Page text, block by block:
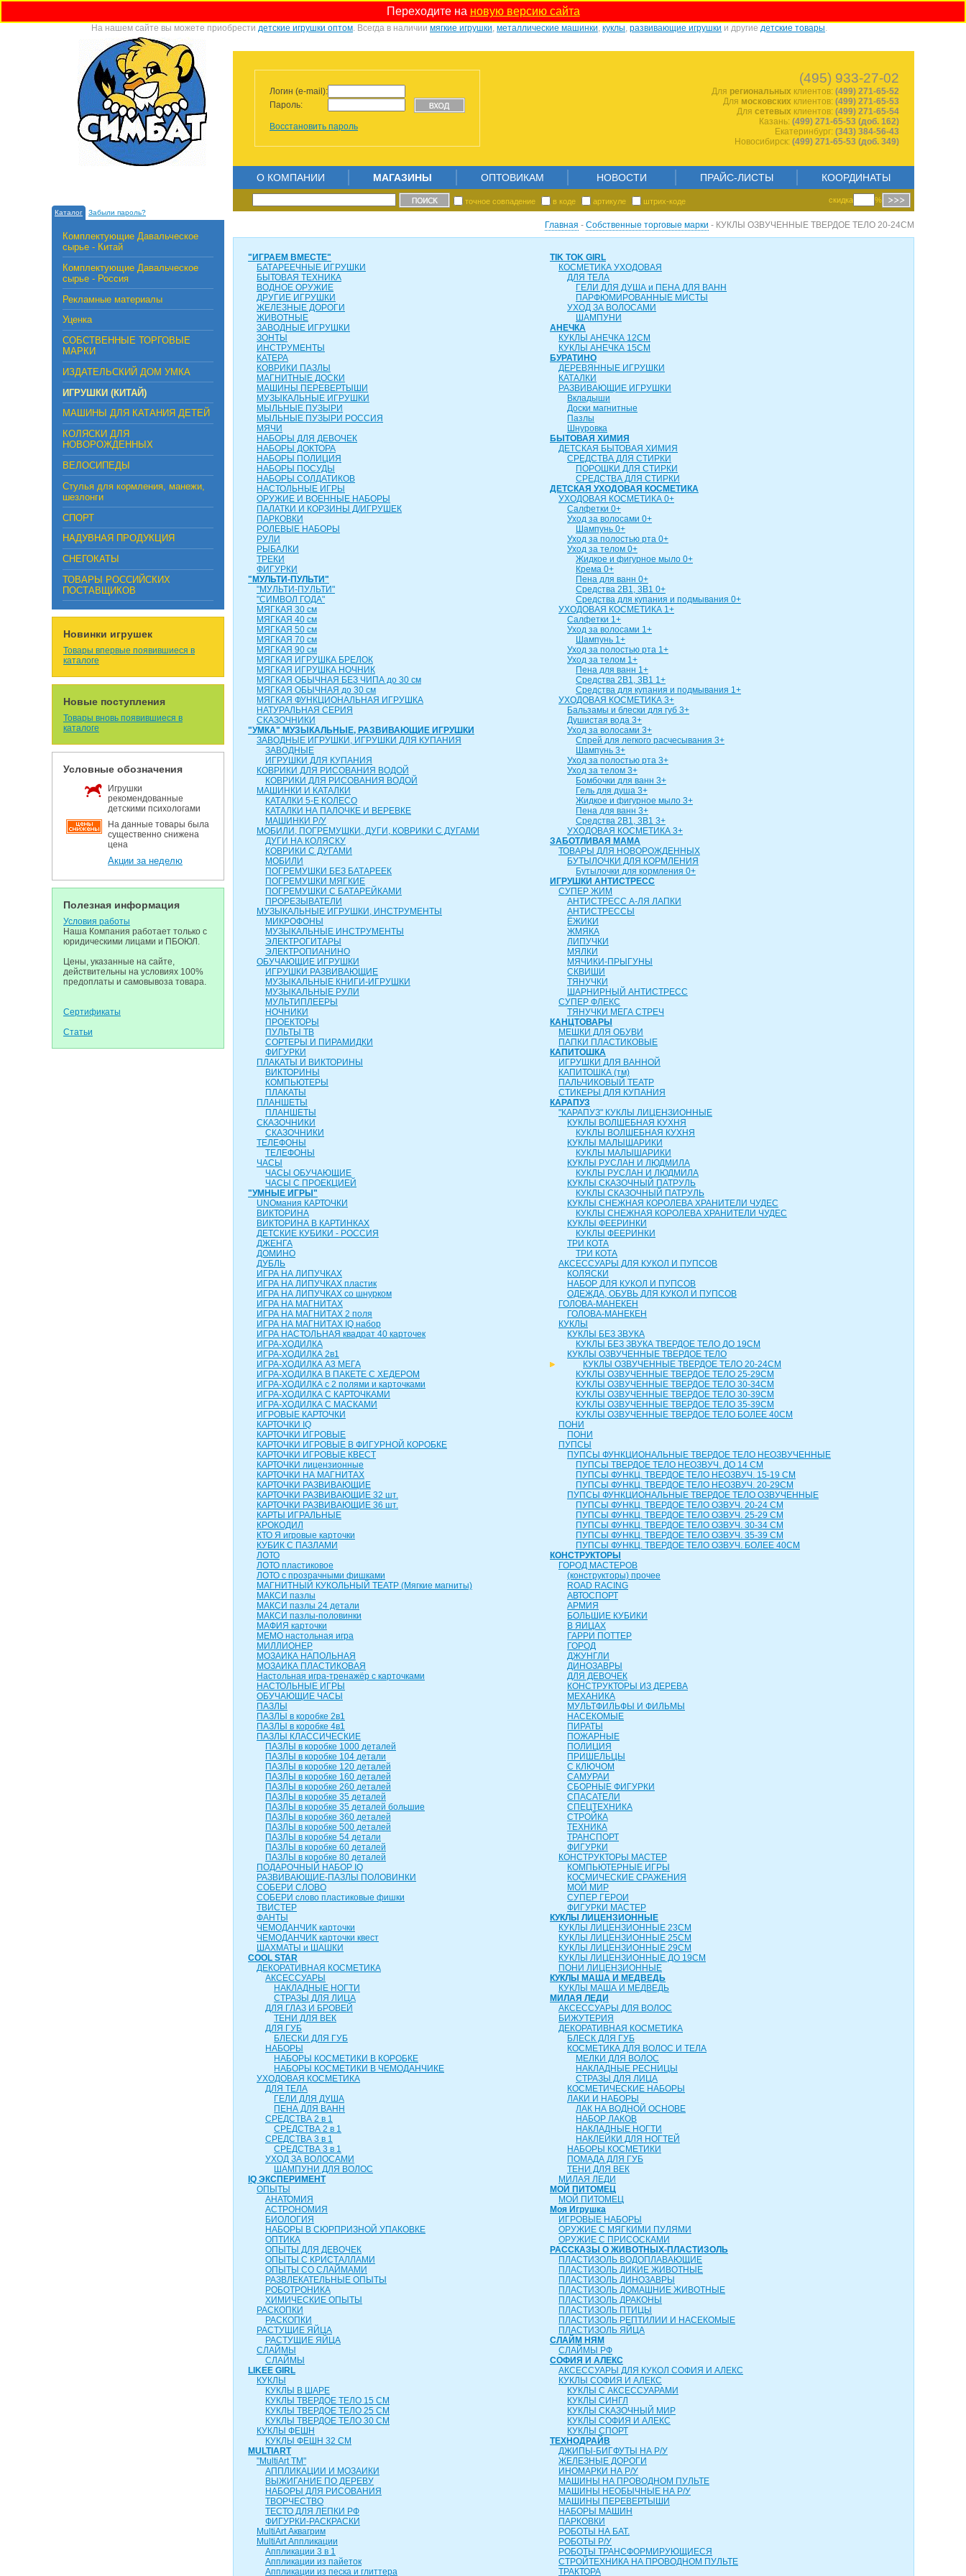
Переходите на новую версию сайта
На нашем сайте вы можете приобрести детские игрушки оптом. Всегда в наличии мягкие игрушки, металлические машинки, куклы, развивающие игрушки и другие детские товары.
Логин (e-mail):
Пароль:
Восстановить пароль
(495) 933-27-02
Для региональных клиентов: (499) 271-65-52
Для московских клиентов: (499) 271-65-53
Для сетевых клиентов: (499) 271-65-54
Казань: (499) 271-65-53 (доб. 162)
Екатеринбург: (343) 384-56-43
Новосибирск: (499) 271-65-53 (доб. 349)
Каталог Забыли пароль?
О КОМПАНИИ МАГАЗИНЫ ОПТОВИКАМ НОВОСТИ ПРАЙС-ЛИСТЫ КООРДИНАТЫ
точное совпадение в коде артикуле штрих-коде скидка %
Комплектующие Давальческое
сырье - Китай
Комплектующие Давальческое
сырье - Россия
Рекламные материалы
Уценка
СОБСТВЕННЫЕ ТОРГОВЫЕ
МАРКИ
ИЗДАТЕЛЬСКИЙ ДОМ УМКА
ИГРУШКИ (КИТАЙ)
МАШИНЫ ДЛЯ КАТАНИЯ ДЕТЕЙ
КОЛЯСКИ ДЛЯ
НОВОРОЖДЕННЫХ
ВЕЛОСИПЕДЫ
Стулья для кормления, манежи,
шезлонги
СПОРТ
НАДУВНАЯ ПРОДУКЦИЯ
СНЕГОКАТЫ
ТОВАРЫ РОССИЙСКИХ
ПОСТАВЩИКОВ
Новинки игрушек
Товары впервые появившиеся в
каталоге
Новые поступления
Товары вновь появившиеся в
каталоге
Условные обозначения
Игрушки
рекомендованные
детскими психологами
На данные товары была
существенно снижена
цена
Акции за неделю
Полезная информация
Условия работы
Наша Компания работает только с
юридическими лицами и ПБОЮЛ.
Цены, указанные на сайте,
действительны на условиях 100%
предоплаты и самовывоза товара.
Сертификаты
Статьи
Главная - Собственные торговые марки - КУКЛЫ ОЗВУЧЕННЫЕ ТВЕРДОЕ ТЕЛО 20-24СМ
"ИГРАЕМ ВМЕСТЕ"
БАТАРЕЕЧНЫЕ ИГРУШКИ
БЫТОВАЯ ТЕХНИКА
ВОДНОЕ ОРУЖИЕ
ДРУГИЕ ИГРУШКИ
ЖЕЛЕЗНЫЕ ДОРОГИ
ЖИВОТНЫЕ
ЗАВОДНЫЕ ИГРУШКИ
ЗОНТЫ
ИНСТРУМЕНТЫ
КАТЕРА
КОВРИКИ ПАЗЛЫ
МАГНИТНЫЕ ДОСКИ
МАШИНЫ ПЕРЕВЕРТЫШИ
МУЗЫКАЛЬНЫЕ ИГРУШКИ
МЫЛЬНЫЕ ПУЗЫРИ
МЫЛЬНЫЕ ПУЗЫРИ РОССИЯ
МЯЧИ
НАБОРЫ ДЛЯ ДЕВОЧЕК
НАБОРЫ ДОКТОРА
НАБОРЫ ПОЛИЦИЯ
НАБОРЫ ПОСУДЫ
НАБОРЫ СОЛДАТИКОВ
НАСТОЛЬНЫЕ ИГРЫ
ОРУЖИЕ И ВОЕННЫЕ НАБОРЫ
ПАЛАТКИ И КОРЗИНЫ Д/ИГРУШЕК
ПАРКОВКИ
РОЛЕВЫЕ НАБОРЫ
РУЛИ
РЫБАЛКИ
ТРЕКИ
ФИГУРКИ
"МУЛЬТИ-ПУЛЬТИ"
"МУЛЬТИ-ПУЛЬТИ"
"СИМВОЛ ГОДА"
МЯГКАЯ 30 см
МЯГКАЯ 40 см
МЯГКАЯ 50 см
МЯГКАЯ 70 см
МЯГКАЯ 90 см
МЯГКАЯ ИГРУШКА БРЕЛОК
МЯГКАЯ ИГРУШКА НОЧНИК
МЯГКАЯ ОБЫЧНАЯ БЕЗ ЧИПА до 30 см
МЯГКАЯ ОБЫЧНАЯ до 30 см
МЯГКАЯ ФУНКЦИОНАЛЬНАЯ ИГРУШКА
НАТУРАЛЬНАЯ СЕРИЯ
СКАЗОЧНИКИ
"УМКА" МУЗЫКАЛЬНЫЕ, РАЗВИВАЮЩИЕ ИГРУШКИ
ЗАВОДНЫЕ ИГРУШКИ, ИГРУШКИ ДЛЯ КУПАНИЯ
ЗАВОДНЫЕ
ИГРУШКИ ДЛЯ КУПАНИЯ
КОВРИКИ ДЛЯ РИСОВАНИЯ ВОДОЙ
КОВРИКИ ДЛЯ РИСОВАНИЯ ВОДОЙ
МАШИНКИ И КАТАЛКИ
КАТАЛКИ 5-Е КОЛЕСО
КАТАЛКИ НА ПАЛОЧКЕ И ВЕРЕВКЕ
МАШИНКИ Р/У
МОБИЛИ, ПОГРЕМУШКИ, ДУГИ, КОВРИКИ С ДУГАМИ
ДУГИ НА КОЛЯСКУ
КОВРИКИ С ДУГАМИ
МОБИЛИ
ПОГРЕМУШКИ БЕЗ БАТАРЕЕК
ПОГРЕМУШКИ МЯГКИЕ
ПОГРЕМУШКИ С БАТАРЕЙКАМИ
ПРОРЕЗЫВАТЕЛИ
МУЗЫКАЛЬНЫЕ ИГРУШКИ, ИНСТРУМЕНТЫ
МИКРОФОНЫ
МУЗЫКАЛЬНЫЕ ИНСТРУМЕНТЫ
ЭЛЕКТРОГИТАРЫ
ЭЛЕКТРОПИАНИНО
ОБУЧАЮЩИЕ ИГРУШКИ
ИГРУШКИ РАЗВИВАЮЩИЕ
МУЗЫКАЛЬНЫЕ КНИГИ-ИГРУШКИ
МУЗЫКАЛЬНЫЕ РУЛИ
МУЛЬТИПЛЕЕРЫ
НОЧНИКИ
ПРОЕКТОРЫ
ПУЛЬТЫ ТВ
СОРТЕРЫ И ПИРАМИДКИ
ФИГУРКИ
ПЛАКАТЫ И ВИКТОРИНЫ
ВИКТОРИНЫ
КОМПЬЮТЕРЫ
ПЛАКАТЫ
ПЛАНШЕТЫ
ПЛАНШЕТЫ
СКАЗОЧНИКИ
СКАЗОЧНИКИ
ТЕЛЕФОНЫ
ТЕЛЕФОНЫ
ЧАСЫ
ЧАСЫ ОБУЧАЮЩИЕ
ЧАСЫ С ПРОЕКЦИЕЙ
"УМНЫЕ ИГРЫ"
UNOмания КАРТОЧКИ
ВИКТОРИНА
ВИКТОРИНА В КАРТИНКАХ
ДЕТСКИЕ КУБИКИ - РОССИЯ
ДЖЕНГА
ДОМИНО
ДУБЛЬ
ИГРА НА ЛИПУЧКАХ
ИГРА НА ЛИПУЧКАХ пластик
ИГРА НА ЛИПУЧКАХ со шнурком
ИГРА НА МАГНИТАХ
ИГРА НА МАГНИТАХ 2 поля
ИГРА НА МАГНИТАХ IQ набор
ИГРА НАСТОЛЬНАЯ квадрат 40 карточек
ИГРА-ХОДИЛКА
ИГРА-ХОДИЛКА 2в1
ИГРА-ХОДИЛКА А3 МЕГА
ИГРА-ХОДИЛКА В ПАКЕТЕ С ХЕДЕРОМ
ИГРА-ХОДИЛКА с 2 полями и карточками
ИГРА-ХОДИЛКА С КАРТОЧКАМИ
ИГРА-ХОДИЛКА С МАСКАМИ
ИГРОВЫЕ КАРТОЧКИ
КАРТОЧКИ IQ
КАРТОЧКИ ИГРОВЫЕ
КАРТОЧКИ ИГРОВЫЕ В ФИГУРНОЙ КОРОБКЕ
КАРТОЧКИ ИГРОВЫЕ КВЕСТ
КАРТОЧКИ лицензионные
КАРТОЧКИ НА МАГНИТАХ
КАРТОЧКИ РАЗВИВАЮЩИЕ
КАРТОЧКИ РАЗВИВАЮЩИЕ 32 шт.
КАРТОЧКИ РАЗВИВАЮЩИЕ 36 шт.
КАРТЫ ИГРАЛЬНЫЕ
КРОКОДИЛ
КТО Я игровые карточки
КУБИК С ПАЗЛАМИ
ЛОТО
ЛОТО пластиковое
ЛОТО с прозрачными фишками
МАГНИТНЫЙ КУКОЛЬНЫЙ ТЕАТР (Мягкие магниты)
МАКСИ пазлы
МАКСИ пазлы 24 детали
МАКСИ пазлы-половинки
МАФИЯ карточки
МЕМО настольная игра
МИЛЛИОНЕР
МОЗАИКА НАПОЛЬНАЯ
МОЗАИКА ПЛАСТИКОВАЯ
Настольная игра-тренажёр с карточками
НАСТОЛЬНЫЕ ИГРЫ
ОБУЧАЮЩИЕ ЧАСЫ
ПАЗЛЫ
ПАЗЛЫ в коробке 2в1
ПАЗЛЫ в коробке 4в1
ПАЗЛЫ КЛАССИЧЕСКИЕ
ПАЗЛЫ в коробке 1000 деталей
ПАЗЛЫ в коробке 104 детали
ПАЗЛЫ в коробке 120 деталей
ПАЗЛЫ в коробке 160 деталей
ПАЗЛЫ в коробке 260 деталей
ПАЗЛЫ в коробке 35 деталей
ПАЗЛЫ в коробке 35 деталей большие
ПАЗЛЫ в коробке 360 деталей
ПАЗЛЫ в коробке 500 деталей
ПАЗЛЫ в коробке 54 детали
ПАЗЛЫ в коробке 60 деталей
ПАЗЛЫ в коробке 80 деталей
ПОДАРОЧНЫЙ НАБОР IQ
РАЗВИВАЮЩИЕ-ПАЗЛЫ ПОЛОВИНКИ
СОБЕРИ СЛОВО
СОБЕРИ слово пластиковые фишки
ТВИСТЕР
ФАНТЫ
ЧЕМОДАНЧИК карточки
ЧЕМОДАНЧИК карточки квест
ШАХМАТЫ и ШАШКИ
COOL STAR
ДЕКОРАТИВНАЯ КОСМЕТИКА
АКСЕССУАРЫ
НАКЛАДНЫЕ НОГТИ
СТРАЗЫ ДЛЯ ЛИЦА
ДЛЯ ГЛАЗ И БРОВЕЙ
ТЕНИ ДЛЯ ВЕК
ДЛЯ ГУБ
БЛЕСКИ ДЛЯ ГУБ
НАБОРЫ
НАБОРЫ КОСМЕТИКИ В КОРОБКЕ
НАБОРЫ КОСМЕТИКИ В ЧЕМОДАНЧИКЕ
УХОДОВАЯ КОСМЕТИКА
ДЛЯ ТЕЛА
ГЕЛИ ДЛЯ ДУША
ПЕНА ДЛЯ ВАНН
СРЕДСТВА 2 в 1
СРЕДСТВА 2 в 1
СРЕДСТВА 3 в 1
СРЕДСТВА 3 в 1
УХОД ЗА ВОЛОСАМИ
ШАМПУНИ ДЛЯ ВОЛОС
IQ ЭКСПЕРИМЕНТ
ОПЫТЫ
АНАТОМИЯ
АСТРОНОМИЯ
БИОЛОГИЯ
НАБОРЫ В СЮРПРИЗНОЙ УПАКОВКЕ
ОПТИКА
ОПЫТЫ ДЛЯ ДЕВОЧЕК
ОПЫТЫ С КРИСТАЛЛАМИ
ОПЫТЫ СО СЛАЙМАМИ
РАЗВЛЕКАТЕЛЬНЫЕ ОПЫТЫ
РОБОТРОНИКА
ХИМИЧЕСКИЕ ОПЫТЫ
РАСКОПКИ
РАСКОПКИ
РАСТУЩИЕ ЯЙЦА
РАСТУЩИЕ ЯЙЦА
СЛАЙМЫ
СЛАЙМЫ
LIKEE GIRL
КУКЛЫ
КУКЛЫ В ШАРЕ
КУКЛЫ ТВЕРДОЕ ТЕЛО 15 СМ
КУКЛЫ ТВЕРДОЕ ТЕЛО 25 СМ
КУКЛЫ ТВЕРДОЕ ТЕЛО 30 СМ
КУКЛЫ ФЕШН
КУКЛЫ ФЕШН 32 СМ
MULTIART
"MultiArt ТМ"
АППЛИКАЦИИ И МОЗАИКИ
ВЫЖИГАНИЕ ПО ДЕРЕВУ
НАБОРЫ ДЛЯ РИСОВАНИЯ
ТВОРЧЕСТВО
ТЕСТО ДЛЯ ЛЕПКИ РФ
ФИГУРКИ-РАСКРАСКИ
MultiArt Аквагрим
MultiArt Аппликации
Аппликации 3 в 1
Аппликации из пайеток
Аппликации из песка и глиттера
TIK TOK GIRL
КОСМЕТИКА УХОДОВАЯ
ДЛЯ ТЕЛА
ГЕЛИ ДЛЯ ДУША и ПЕНА ДЛЯ ВАНН
ПАРФЮМИРОВАННЫЕ МИСТЫ
УХОД ЗА ВОЛОСАМИ
ШАМПУНИ
АНЕЧКА
КУКЛЫ АНЕЧКА 12СМ
КУКЛЫ АНЕЧКА 15СМ
БУРАТИНО
ДЕРЕВЯННЫЕ ИГРУШКИ
КАТАЛКИ
РАЗВИВАЮЩИЕ ИГРУШКИ
Вкладыши
Доски магнитные
Пазлы
Шнуровка
БЫТОВАЯ ХИМИЯ
ДЕТСКАЯ БЫТОВАЯ ХИМИЯ
СРЕДСТВА ДЛЯ СТИРКИ
ПОРОШКИ ДЛЯ СТИРКИ
СРЕДСТВА ДЛЯ СТИРКИ
ДЕТСКАЯ УХОДОВАЯ КОСМЕТИКА
УХОДОВАЯ КОСМЕТИКА 0+
Салфетки 0+
Уход за волосами 0+
Шампунь 0+
Уход за полостью рта 0+
Уход за телом 0+
Жидкое и фигурное мыло 0+
Крема 0+
Пена для ванн 0+
Средства 2В1, 3В1 0+
Средства для купания и подмывания 0+
УХОДОВАЯ КОСМЕТИКА 1+
Салфетки 1+
Уход за волосами 1+
Шампунь 1+
Уход за полостью рта 1+
Уход за телом 1+
Пена для ванн 1+
Средства 2В1, 3В1 1+
Средства для купания и подмывания 1+
УХОДОВАЯ КОСМЕТИКА 3+
Бальзамы и блески для губ 3+
Душистая вода 3+
Уход за волосами 3+
Спрей для легкого расчесывания 3+
Шампунь 3+
Уход за полостью рта 3+
Уход за телом 3+
Бомбочки для ванн 3+
Гель для душа 3+
Жидкое и фигурное мыло 3+
Пена для ванн 3+
Средства 2В1, 3В1 3+
УХОДОВАЯ КОСМЕТИКА 3+
ЗАБОТЛИВАЯ МАМА
ТОВАРЫ ДЛЯ НОВОРОЖДЕННЫХ
БУТЫЛОЧКИ ДЛЯ КОРМЛЕНИЯ
Бутылочки для кормления 0+
ИГРУШКИ АНТИСТРЕСС
СУПЕР ЖИМ
АНТИСТРЕСС А-ЛЯ ЛАПКИ
АНТИСТРЕССЫ
ЁЖИКИ
ЖМЯКА
ЛИПУЧКИ
МЯЛКИ
МЯЧИКИ-ПРЫГУНЫ
СКВИШИ
ТЯНУЧКИ
ШАРНИРНЫЙ АНТИСТРЕСС
СУПЕР ФЛЕКС
ТЯНУЧКИ МЕГА СТРЕЧ
КАНЦТОВАРЫ
МЕШКИ ДЛЯ ОБУВИ
ПАПКИ ПЛАСТИКОВЫЕ
КАПИТОШКА
ИГРУШКИ ДЛЯ ВАННОЙ
КАПИТОШКА (тм)
ПАЛЬЧИКОВЫЙ ТЕАТР
СТИКЕРЫ ДЛЯ КУПАНИЯ
КАРАПУЗ
"КАРАПУЗ" КУКЛЫ ЛИЦЕНЗИОННЫЕ
КУКЛЫ ВОЛШЕБНАЯ КУХНЯ
КУКЛЫ ВОЛШЕБНАЯ КУХНЯ
КУКЛЫ МАЛЫШАРИКИ
КУКЛЫ МАЛЫШАРИКИ
КУКЛЫ РУСЛАН И ЛЮДМИЛА
КУКЛЫ РУСЛАН И ЛЮДМИЛА
КУКЛЫ СКАЗОЧНЫЙ ПАТРУЛЬ
КУКЛЫ СКАЗОЧНЫЙ ПАТРУЛЬ
КУКЛЫ СНЕЖНАЯ КОРОЛЕВА ХРАНИТЕЛИ ЧУДЕС
КУКЛЫ СНЕЖНАЯ КОРОЛЕВА ХРАНИТЕЛИ ЧУДЕС
КУКЛЫ ФЕЕРИНКИ
КУКЛЫ ФЕЕРИНКИ
ТРИ КОТА
ТРИ КОТА
АКСЕССУАРЫ ДЛЯ КУКОЛ И ПУПСОВ
КОЛЯСКИ
НАБОР ДЛЯ КУКОЛ И ПУПСОВ
ОДЕЖДА, ОБУВЬ ДЛЯ КУКОЛ И ПУПСОВ
ГОЛОВА-МАНЕКЕН
ГОЛОВА-МАНЕКЕН
КУКЛЫ
КУКЛЫ БЕЗ ЗВУКА
КУКЛЫ БЕЗ ЗВУКА ТВЕРДОЕ ТЕЛО ДО 19СМ
КУКЛЫ ОЗВУЧЕННЫЕ ТВЕРДОЕ ТЕЛО
КУКЛЫ ОЗВУЧЕННЫЕ ТВЕРДОЕ ТЕЛО 20-24СМ
КУКЛЫ ОЗВУЧЕННЫЕ ТВЕРДОЕ ТЕЛО 25-29СМ
КУКЛЫ ОЗВУЧЕННЫЕ ТВЕРДОЕ ТЕЛО 30-34СМ
КУКЛЫ ОЗВУЧЕННЫЕ ТВЕРДОЕ ТЕЛО 30-39СМ
КУКЛЫ ОЗВУЧЕННЫЕ ТВЕРДОЕ ТЕЛО 35-39СМ
КУКЛЫ ОЗВУЧЕННЫЕ ТВЕРДОЕ ТЕЛО БОЛЕЕ 40СМ
ПОНИ
ПОНИ
ПУПСЫ
ПУПСЫ ФУНКЦИОНАЛЬНЫЕ ТВЕРДОЕ ТЕЛО НЕОЗВУЧЕННЫЕ
ПУПСЫ ТВЕРДОЕ ТЕЛО НЕОЗВУЧ. ДО 14 СМ
ПУПСЫ ФУНКЦ. ТВЕРДОЕ ТЕЛО НЕОЗВУЧ. 15-19 СМ
ПУПСЫ ФУНКЦ. ТВЕРДОЕ ТЕЛО НЕОЗВУЧ. 20-29СМ
ПУПСЫ ФУНКЦИОНАЛЬНЫЕ ТВЕРДОЕ ТЕЛО ОЗВУЧЕННЫЕ
ПУПСЫ ФУНКЦ. ТВЕРДОЕ ТЕЛО ОЗВУЧ. 20-24 СМ
ПУПСЫ ФУНКЦ. ТВЕРДОЕ ТЕЛО ОЗВУЧ. 25-29 СМ
ПУПСЫ ФУНКЦ. ТВЕРДОЕ ТЕЛО ОЗВУЧ. 30-34 СМ
ПУПСЫ ФУНКЦ. ТВЕРДОЕ ТЕЛО ОЗВУЧ. 35-39 СМ
ПУПСЫ ФУНКЦ. ТВЕРДОЕ ТЕЛО ОЗВУЧ. БОЛЕЕ 40СМ
КОНСТРУКТОРЫ
ГОРОД МАСТЕРОВ
(конструкторы) прочее
ROAD RACING
АВТОСПОРТ
АРМИЯ
БОЛЬШИЕ КУБИКИ
В ЯИЦАХ
ГАРРИ ПОТТЕР
ГОРОД
ДЖУНГЛИ
ДИНОЗАВРЫ
ДЛЯ ДЕВОЧЕК
КОНСТРУКТОРЫ ИЗ ДЕРЕВА
МЕХАНИКА
МУЛЬТФИЛЬФЫ И ФИЛЬМЫ
НАСЕКОМЫЕ
ПИРАТЫ
ПОЖАРНЫЕ
ПОЛИЦИЯ
ПРИШЕЛЬЦЫ
С КЛЮЧОМ
САМУРАИ
СБОРНЫЕ ФИГУРКИ
СПАСАТЕЛИ
СПЕЦТЕХНИКА
СТРОЙКА
ТЕХНИКА
ТРАНСПОРТ
ФИГУРКИ
КОНСТРУКТОРЫ МАСТЕР
КОМПЬЮТЕРНЫЕ ИГРЫ
КОСМИЧЕСКИЕ СРАЖЕНИЯ
МОЙ МИР
СУПЕР ГЕРОИ
ФИГУРКИ МАСТЕР
КУКЛЫ ЛИЦЕНЗИОННЫЕ
КУКЛЫ ЛИЦЕНЗИОННЫЕ 23СМ
КУКЛЫ ЛИЦЕНЗИОННЫЕ 25СМ
КУКЛЫ ЛИЦЕНЗИОННЫЕ 29СМ
КУКЛЫ ЛИЦЕНЗИОННЫЕ ДО 19СМ
ПОНИ ЛИЦЕНЗИОННЫЕ
КУКЛЫ МАША И МЕДВЕДЬ
КУКЛЫ МАША И МЕДВЕДЬ
МИЛАЯ ЛЕДИ
АКСЕССУАРЫ ДЛЯ ВОЛОС
БИЖУТЕРИЯ
ДЕКОРАТИВНАЯ КОСМЕТИКА
БЛЕСК ДЛЯ ГУБ
КОСМЕТИКА ДЛЯ ВОЛОС И ТЕЛА
МЕЛКИ ДЛЯ ВОЛОС
НАКЛАДНЫЕ РЕСНИЦЫ
СТРАЗЫ ДЛЯ ЛИЦА
КОСМЕТИЧЕСКИЕ НАБОРЫ
ЛАКИ И НАБОРЫ
ЛАК НА ВОДНОЙ ОСНОВЕ
НАБОР ЛАКОВ
НАКЛАДНЫЕ НОГТИ
НАКЛЕЙКИ ДЛЯ НОГТЕЙ
НАБОРЫ КОСМЕТИКИ
ПОМАДА ДЛЯ ГУБ
ТЕНИ ДЛЯ ВЕК
МИЛАЯ ЛЕДИ
МОЙ ПИТОМЕЦ
МОЙ ПИТОМЕЦ
Моя Игрушка
ИГРОВЫЕ НАБОРЫ
ОРУЖИЕ С МЯГКИМИ ПУЛЯМИ
ОРУЖИЕ С ПРИСОСКАМИ
РАССКАЗЫ О ЖИВОТНЫХ-ПЛАСТИЗОЛЬ
ПЛАСТИЗОЛЬ ВОДОПЛАВАЮЩИЕ
ПЛАСТИЗОЛЬ ДИКИЕ ЖИВОТНЫЕ
ПЛАСТИЗОЛЬ ДИНОЗАВРЫ
ПЛАСТИЗОЛЬ ДОМАШНИЕ ЖИВОТНЫЕ
ПЛАСТИЗОЛЬ ДРАКОНЫ
ПЛАСТИЗОЛЬ ПТИЦЫ
ПЛАСТИЗОЛЬ РЕПТИЛИИ И НАСЕКОМЫЕ
ПЛАСТИЗОЛЬ ЯЙЦА
СЛАЙМ НЯМ
СЛАЙМЫ РФ
СОФИЯ И АЛЕКС
АКСЕССУАРЫ ДЛЯ КУКОЛ СОФИЯ И АЛЕКС
КУКЛЫ СОФИЯ И АЛЕКС
КУКЛЫ С АКСЕССУАРАМИ
КУКЛЫ СИНГЛ
КУКЛЫ СКАЗОЧНЫЙ МИР
КУКЛЫ СОФИЯ И АЛЕКС
КУКЛЫ СПОРТ
ТЕХНОДРАЙВ
ДЖИПЫ-БИГФУТЫ НА Р/У
ЖЕЛЕЗНЫЕ ДОРОГИ
ИНОМАРКИ НА Р/У
МАШИНЫ НА ПРОВОДНОМ ПУЛЬТЕ
МАШИНЫ НЕОБЫЧНЫЕ НА Р/У
МАШИНЫ ПЕРЕВЕРТЫШИ
НАБОРЫ МАШИН
ПАРКОВКИ
РОБОТЫ НА БАТ.
РОБОТЫ Р/У
РОБОТЫ ТРАНСФОРМИРУЮЩИЕСЯ
СТРОЙТЕХНИКА НА ПРОВОДНОМ ПУЛЬТЕ
ТРАКТОРА